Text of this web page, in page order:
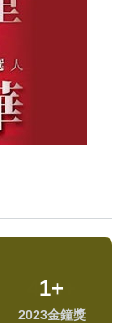
1+
2023金鐘獎